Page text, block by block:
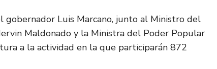
Luis Marcano, junto al Ministro del
Maldonado y la Ministra del Poder Popular
a la actividad en la que participarán 872